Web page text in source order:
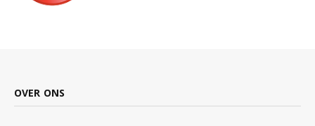
OVER ONS